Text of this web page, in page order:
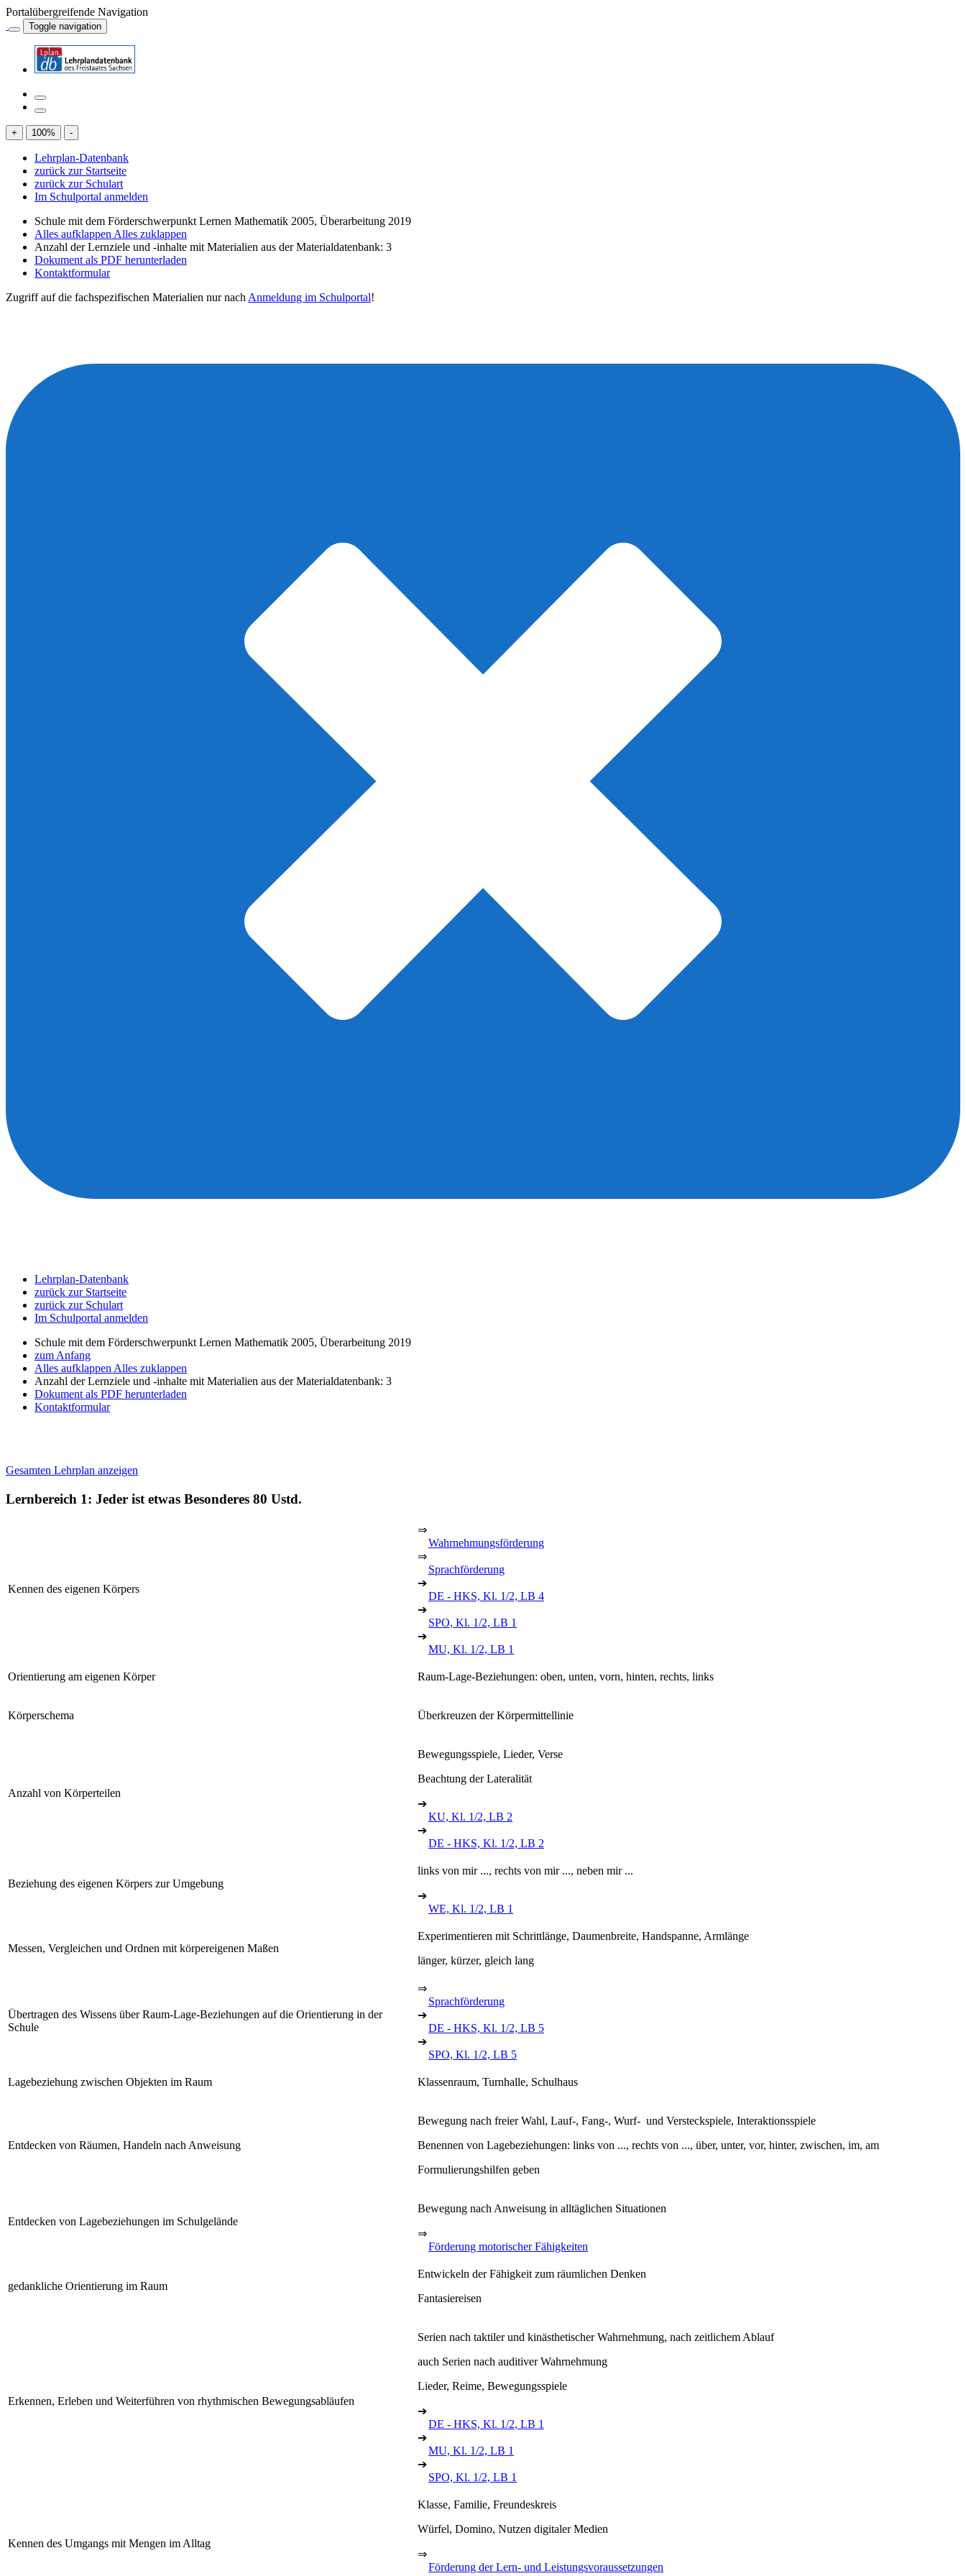
Portalübergreifende Navigation
Toggle navigation
+ 100% -
Lehrplan-Datenbank
zurück zur Startseite
zurück zur Schulart
Im Schulportal anmelden
Schule mit dem Förderschwerpunkt Lernen Mathematik 2005, Überarbeitung 2019
Alles aufklappen Alles zuklappen
Anzahl der Lernziele und -inhalte mit Materialien aus der Materialdatenbank: 3
Dokument als PDF herunterladen
Kontaktformular
Zugriff auf die fachspezifischen Materialien nur nach Anmeldung im Schulportal!
Lehrplan-Datenbank
zurück zur Startseite
zurück zur Schulart
Im Schulportal anmelden
Schule mit dem Förderschwerpunkt Lernen Mathematik 2005, Überarbeitung 2019
zum Anfang
Alles aufklappen Alles zuklappen
Anzahl der Lernziele und -inhalte mit Materialien aus der Materialdatenbank: 3
Dokument als PDF herunterladen
Kontaktformular
Gesamten Lehrplan anzeigen
Lernbereich 1: Jeder ist etwas Besonderes 80 Ustd.
Kennen des eigenen Körpers
⇒
Wahrnehmungsförderung
⇒
Sprachförderung
➔
DE - HKS, Kl. 1/2, LB 4
➔
SPO, Kl. 1/2, LB 1
➔
MU, Kl. 1/2, LB 1
Orientierung am eigenen Körper Raum-Lage-Beziehungen: oben, unten, vorn, hinten, rechts, links
Körperschema Überkreuzen der Körpermittellinie
Anzahl von Körperteilen
Bewegungsspiele, Lieder, Verse
Beachtung der Lateralität
➔
KU, Kl. 1/2, LB 2
➔
DE - HKS, Kl. 1/2, LB 2
Beziehung des eigenen Körpers zur Umgebung
links von mir ..., rechts von mir ..., neben mir ...
➔
WE, Kl. 1/2, LB 1
Messen, Vergleichen und Ordnen mit körpereigenen Maßen
Experimentieren mit Schrittlänge, Daumenbreite, Handspanne, Armlänge
länger, kürzer, gleich lang
Übertragen des Wissens über Raum-Lage-Beziehungen auf die Orientierung in der
Schule
⇒
Sprachförderung
➔
DE - HKS, Kl. 1/2, LB 5
➔
SPO, Kl. 1/2, LB 5
Lagebeziehung zwischen Objekten im Raum Klassenraum, Turnhalle, Schulhaus
Entdecken von Räumen, Handeln nach Anweisung
Bewegung nach freier Wahl, Lauf-, Fang-, Wurf- und Versteckspiele, Interaktionsspiele
Benennen von Lagebeziehungen: links von ..., rechts von ..., über, unter, vor, hinter, zwischen, im, am
Formulierungshilfen geben
Entdecken von Lagebeziehungen im Schulgelände
Bewegung nach Anweisung in alltäglichen Situationen
⇒
Förderung motorischer Fähigkeiten
gedankliche Orientierung im Raum
Entwickeln der Fähigkeit zum räumlichen Denken
Fantasiereisen
Erkennen, Erleben und Weiterführen von rhythmischen Bewegungsabläufen
Serien nach taktiler und kinästhetischer Wahrnehmung, nach zeitlichem Ablauf
auch Serien nach auditiver Wahrnehmung
Lieder, Reime, Bewegungsspiele
➔
DE - HKS, Kl. 1/2, LB 1
➔
MU, Kl. 1/2, LB 1
➔
SPO, Kl. 1/2, LB 1
Kennen des Umgangs mit Mengen im Alltag
Klasse, Familie, Freundeskreis
Würfel, Domino, Nutzen digitaler Medien
⇒
Förderung der Lern- und Leistungsvoraussetzungen